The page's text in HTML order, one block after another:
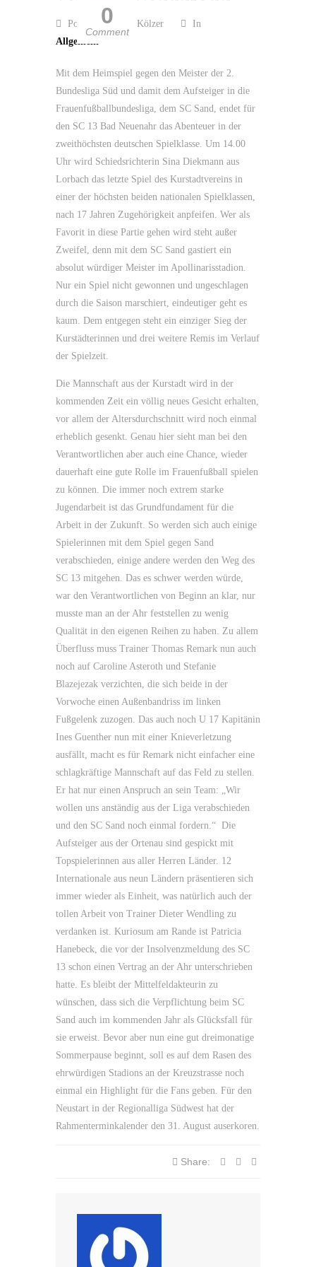
0
Comment
Posted by Guido Kölzer
In
Allgemein
Mit dem Heimspiel gegen den Meister der 2.
Bundesliga Süd und damit dem Aufsteiger in die
Frauenfußballbundesliga, dem SC Sand, endet für
den SC 13 Bad Neuenahr das Abenteuer in der
zweithöchsten deutschen Spielklasse. Um 14.00
Uhr wird Schiedsrichterin Sina Diekmann aus
Lorbach das letzte Spiel des Kurstadtvereins in
einer der höchsten beiden nationalen Spielklassen,
nach 17 Jahren Zugehörigkeit anpfeifen. Wer als
Favorit in diese Partie gehen wird steht außer
Zweifel, denn mit dem SC Sand gastiert ein
absolut würdiger Meister im Apollinarisstadion.
Nur ein Spiel nicht gewonnen und ungeschlagen
durch die Saison marschiert, eindeutiger geht es
kaum. Dem entgegen steht ein einziger Sieg der
Kurstädterinnen und drei weitere Remis im Verlauf
der Spielzeit.
Die Mannschaft aus der Kurstadt wird in der
kommenden Zeit ein völlig neues Gesicht erhalten,
vor allem der Altersdurchschnitt wird noch einmal
erheblich gesenkt. Genau hier sieht man bei den
Verantwortlichen aber auch eine Chance, wieder
dauerhaft eine gute Rolle im Frauenfußball spielen
zu können. Die immer noch extrem starke
Jugendarbeit ist das Grundfundament für die
Arbeit in der Zukunft. So werden sich auch einige
Spielerinnen mit dem Spiel gegen Sand
verabschieden, einige andere werden den Weg des
SC 13 mitgehen. Das es schwer werden würde,
war den Verantwortlichen von Beginn an klar, nur
musste man an der Ahr feststellen zu wenig
Qualität in den eigenen Reihen zu haben. Zu allem
Überfluss muss Trainer Thomas Remark nun auch
noch auf Caroline Asteroth und Stefanie
Blazejezak verzichten, die sich beide in der
Vorwoche einen Außenbandriss im linken
Fußgelenk zuzogen. Das auch noch U 17 Kapitänin
Ines Guenther nun mit einer Knieverletzung
ausfällt, macht es für Remark nicht einfacher eine
schlagkräftige Mannschaft auf das Feld zu stellen.
Er hat nur einen Anspruch an sein Team: „Wir
wollen uns anständig aus der Liga verabschieden
und den SC Sand noch einmal fordern.“ Die
Aufsteiger aus der Ortenau sind gespickt mit
Topspielerinnen aus aller Herren Länder. 12
Internationale aus neun Ländern präsentieren sich
immer wieder als Einheit, was natürlich auch der
tollen Arbeit von Trainer Dieter Wendling zu
verdanken ist. Kuriosum am Rande ist Patricia
Hanebeck, die vor der Insolvenzmeldung des SC
13 schon einen Vertrag an der Ahr unterschrieben
hatte. Es bleibt der Mittelfeldakteurin zu
wünschen, dass sich die Verpflichtung beim SC
Sand auch im kommenden Jahr als Glücksfall für
sie erweist. Bevor aber nun eine gut dreimonatige
Sommerpause beginnt, soll es auf dem Rasen des
ehrwürdigen Stadions an der Kreuzstrasse noch
einmal ein Highlight für die Fans geben. Für den
Neustart in der Regionalliga Südwest hat der
Rahmenterminkalender den 31. August auserkoren.
Share: